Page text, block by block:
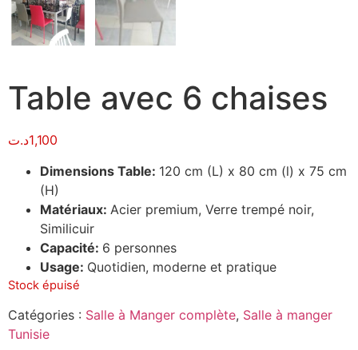
Table avec 6 chaises
1,100د.ت
Dimensions Table: 120 cm (L) x 80 cm (l) x 75 cm
(H)
Matériaux: Acier premium, Verre trempé noir,
Similicuir
Capacité: 6 personnes
Usage: Quotidien, moderne et pratique
Stock épuisé
Catégories : Salle à Manger complète, Salle à manger
Tunisie